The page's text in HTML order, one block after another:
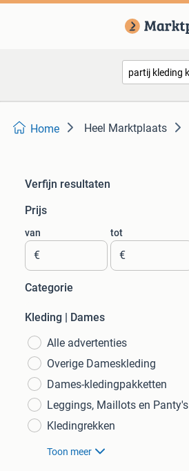
Home Heel Marktplaats
Verfijn resultaten
Prijs
van
€
tot
€
Categorie
Kleding | Dames
Alle advertenties
Overige Dameskleding
Dames-kledingpakketten
Leggings, Maillots en Panty's
Kledingrekken
Toon meer